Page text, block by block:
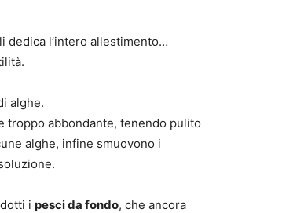
dedica l’intero allestimento…
alghe.
troppo abbondante, tenendo pulito
alghe, infine smuovono i
i pesci da fondo, che ancora